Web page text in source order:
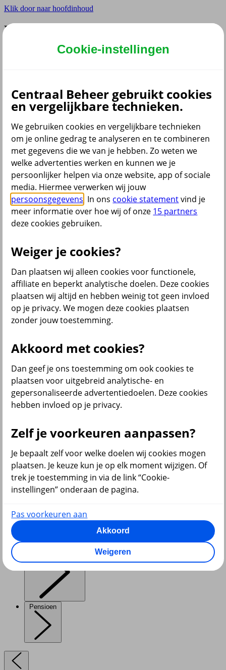
Klik door naar hoofdinhoud
Hoofdmenu navigatie zakelijk
Instellingen
Dyslexie lettertype
Aan / Uit
Cookies aanpassen
CoBrowsing
Start
Producten
Voor wie Service & contact
terug
Producten
VvE en Vastgoed
Pensioen
Cookie-instellingen
Centraal Beheer gebruikt cookies
en vergelijkbare technieken.
We gebruiken cookies en vergelijkbare technieken
om je online gedrag te analyseren en te combineren
met gegevens die we van je hebben. Zo weten we
welke advertenties werken en kunnen we je
persoonlijker helpen via onze website, app of sociale
media. Hiermee verwerken wij jouw
persoonsgegevens . In ons cookie statementvind je
meer informatie over hoe wij of onze 15 partners
deze cookies gebruiken.
Weiger je cookies?
Dan plaatsen wij alleen cookies voor functionele,
affiliate en beperkt analytische doelen. Deze cookies
plaatsen wij altijd en hebben weinig tot geen invloed
op je privacy. We mogen deze cookies plaatsen
zonder jouw toestemming.
Akkoord met cookies?
Dan geef je ons toestemming om ook cookies te
plaatsen voor uitgebreid analytische- en
gepersonaliseerde advertentiedoelen. Deze cookies
hebben invloed op je privacy.
Zelf je voorkeuren aanpassen?
Je bepaalt zelf voor welke doelen wij cookies mogen
plaatsen. Je keuze kun je op elk moment wijzigen. Of
trek je toestemming in via de link “Cookie-
instellingen” onderaan de pagina.
Pas voorkeuren aan
Akkoord
Weigeren